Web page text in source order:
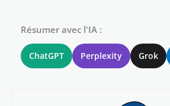
Résumer avec l'IA :
ChatGPT Perplexity Grok